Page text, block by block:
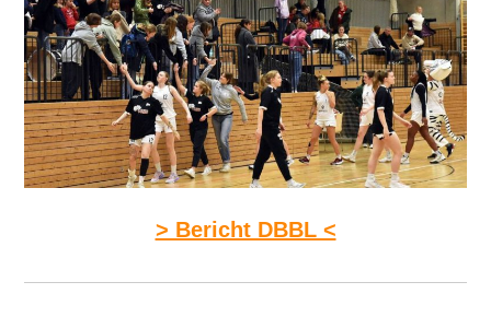
> Bericht DBBL <